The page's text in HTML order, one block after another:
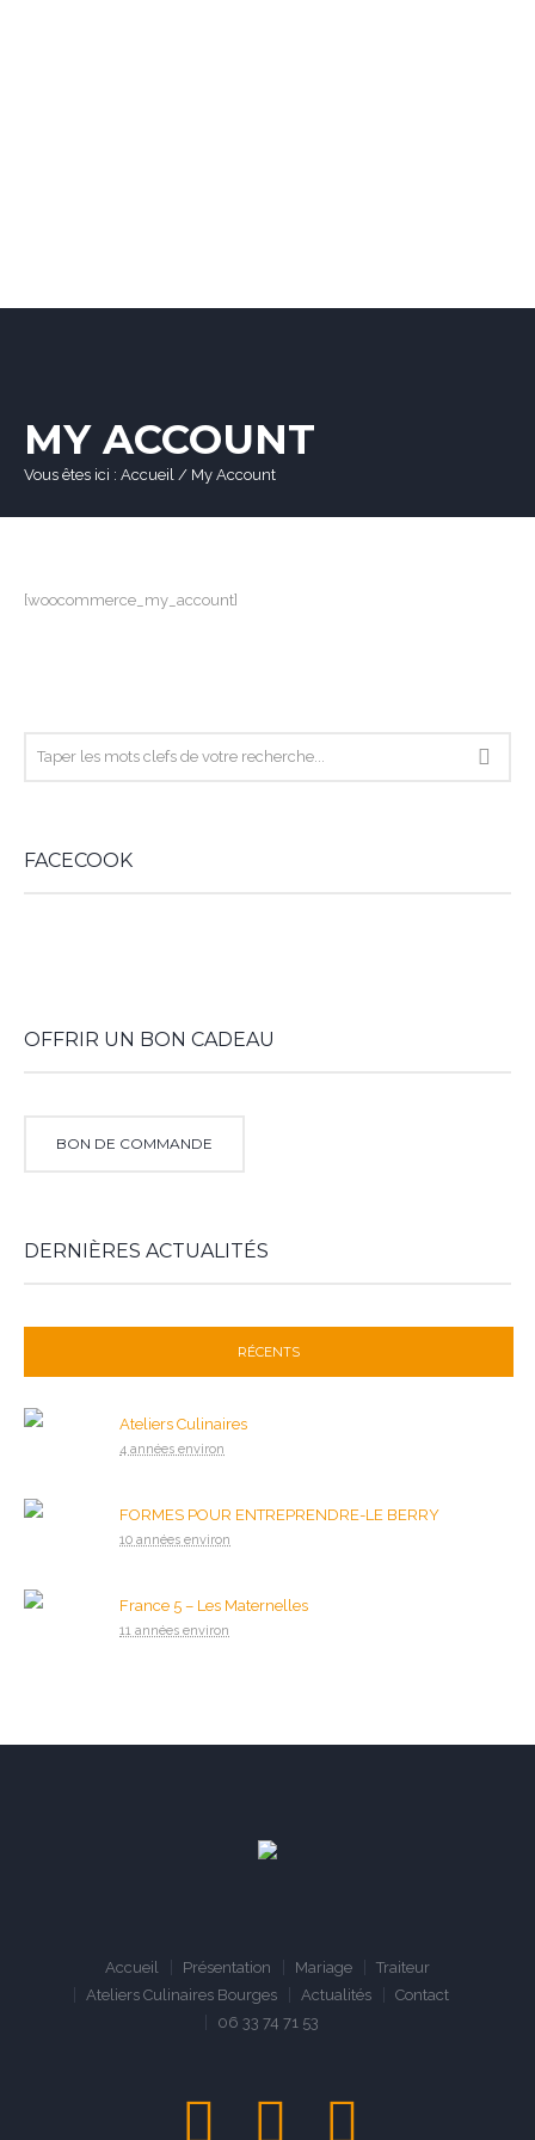
MY ACCOUNT
Vous êtes ici : Accueil / My Account
[woocommerce_my_account]
FACECOOK
OFFRIR UN BON CADEAU
BON DE COMMANDE
DERNIÈRES ACTUALITÉS
RÉCENTS
Ateliers Culinaires
4 années environ
FORMES POUR ENTREPRENDRE-LE BERRY
10 années environ
France 5 – Les Maternelles
11 années environ
Accueil Présentation Mariage
Traiteur
Ateliers Culinaires Bourges
Actualités
Contact
06 33 74 71 53